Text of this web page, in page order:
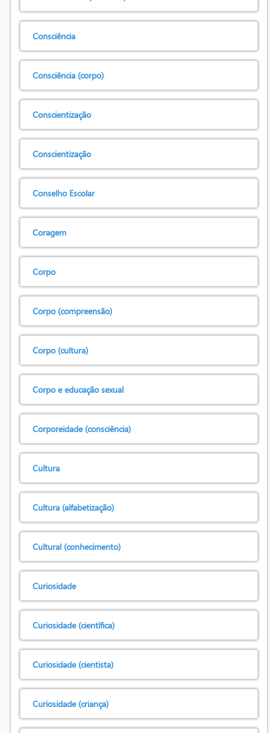
Consciência
Consciência (corpo)
Conscientização
Conscientização
Conselho Escolar
Coragem
Corpo
Corpo (compreensão)
Corpo (cultura)
Corpo e educação sexual
Corporeidade (consciência)
Cultura
Cultura (alfabetização)
Cultural (conhecimento)
Curiosidade
Curiosidade (científica)
Curiosidade (cientista)
Curiosidade (criança)